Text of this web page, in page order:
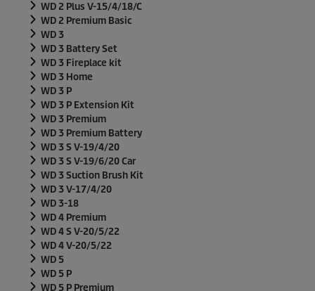
WD 2 Plus V-15/4/18/C
WD 2 Premium Basic
WD 3
WD 3 Battery Set
WD 3 Fireplace kit
WD 3 Home
WD 3 P
WD 3 P Extension Kit
WD 3 Premium
WD 3 Premium Battery
WD 3 S V-19/4/20
WD 3 S V-19/6/20 Car
WD 3 Suction Brush Kit
WD 3 V-17/4/20
WD 3-18
WD 4 Premium
WD 4 S V-20/5/22
WD 4 V-20/5/22
WD 5
WD 5 P
WD 5 P Premium